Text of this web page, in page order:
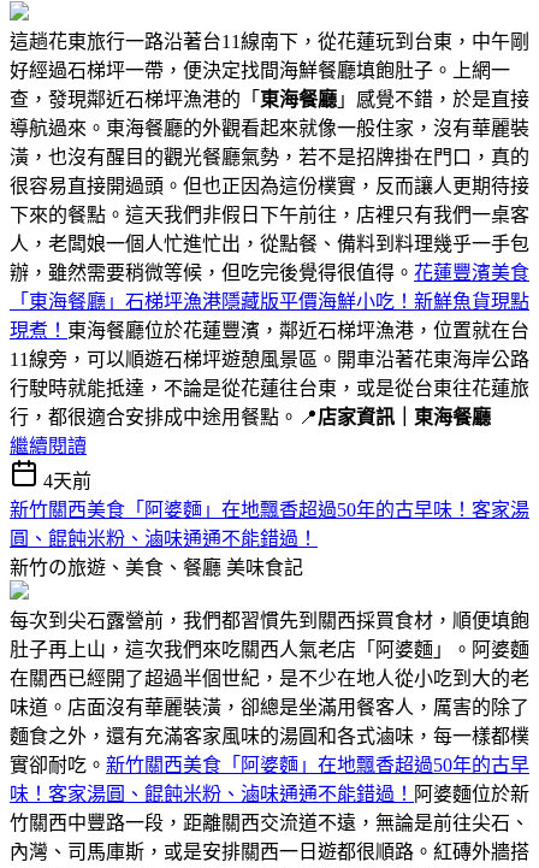
這趟花東旅行一路沿著台11線南下，從花蓮玩到台東，中午剛
好經過石梯坪一帶，便決定找間海鮮餐廳填飽肚子。上網一
查，發現鄰近石梯坪漁港的「 東海餐廳 」感覺不錯，於是直接
導航過來。東海餐廳的外觀看起來就像一般住家，沒有華麗裝
潢，也沒有醒目的觀光餐廳氣勢，若不是招牌掛在門口，真的
很容易直接開過頭。但也正因為這份樸實，反而讓人更期待接
下來的餐點。這天我們非假日下午前往，店裡只有我們一桌客
人，老闆娘一個人忙進忙出，從點餐、備料到料理幾乎一手包
辦，雖然需要稍微等候，但吃完後覺得很值得。 花蓮豐濱美食
「東海餐廳」石梯坪漁港隱藏版平價海鮮小吃！新鮮魚貨現點
現煮！ 東海餐廳位於花蓮豐濱，鄰近石梯坪漁港，位置就在台
11線旁，可以順遊石梯坪遊憩風景區。開車沿著花東海岸公路
行駛時就能抵達，不論是從花蓮往台東，或是從台東往花蓮旅
行，都很適合安排成中途用餐點。📍店家資訊｜東海餐廳
繼續閱讀
4天前
新竹關西美食「阿婆麵」在地飄香超過50年的古早味！客家湯
圓、餛飩米粉、滷味通通不能錯過！
新竹の旅遊、美食、餐廳 美味食記
每次到尖石露營前，我們都習慣先到關西採買食材，順便填飽
肚子再上山，這次我們來吃關西人氣老店「阿婆麵」。阿婆麵
在關西已經開了超過半個世紀，是不少在地人從小吃到大的老
味道。店面沒有華麗裝潢，卻總是坐滿用餐客人，厲害的除了
麵食之外，還有充滿客家風味的湯圓和各式滷味，每一樣都樸
實卻耐吃。 新竹關西美食「阿婆麵」在地飄香超過50年的古早
味！客家湯圓、餛飩米粉、滷味通通不能錯過！ 阿婆麵位於新
竹關西中豐路一段，距離關西交流道不遠，無論是前往尖石、
內灣、司馬庫斯，或是安排關西一日遊都很順路。紅磚外牆搭